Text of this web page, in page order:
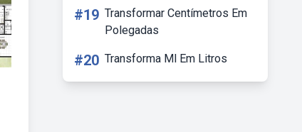
#19 Transformar Centímetros Em
Polegadas
#20 Transforma Ml Em Litros